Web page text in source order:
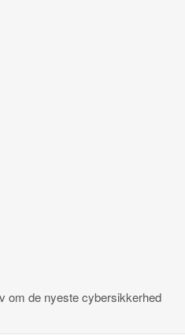
om de nyeste cybersikkerhed